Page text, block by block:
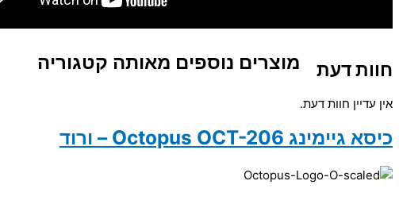
חוות דעת
אין עדיין חוות דעת.
מוצרים נוספים מאותה קטגוריה
כיסא גיימינג Octopus OCT-206 – ורוד